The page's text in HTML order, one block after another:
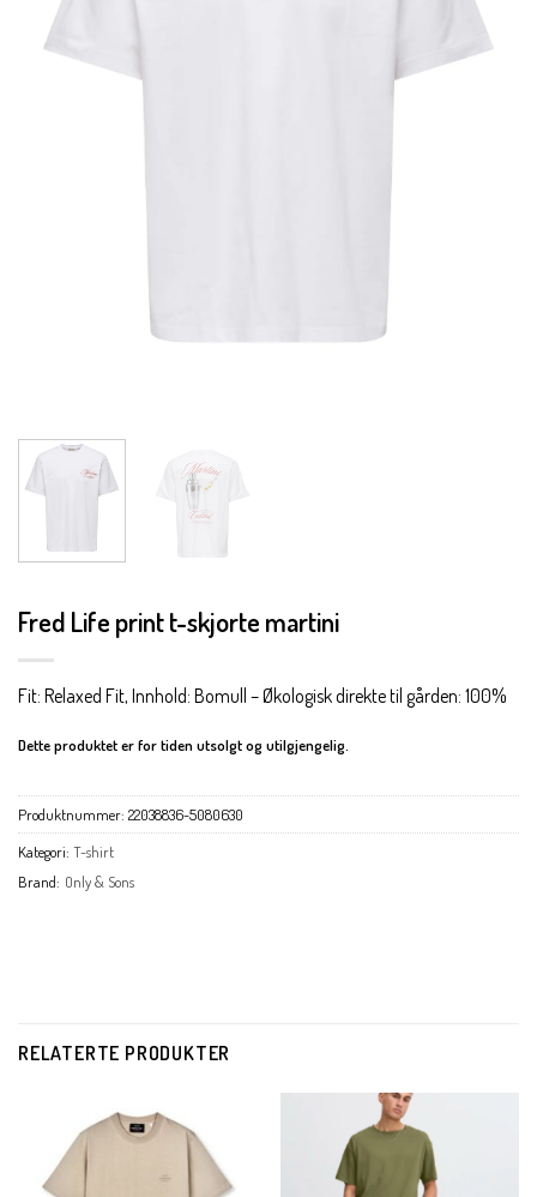
Fred Life print t-skjorte martini
Fit: Relaxed Fit, Innhold: Bomull – Økologisk direkte til gården: 100%
Dette produktet er for tiden utsolgt og utilgjengelig.
Produktnummer: 22038836-5080630
Kategori: T-shirt
Brand: Only & Sons
RELATERTE PRODUKTER